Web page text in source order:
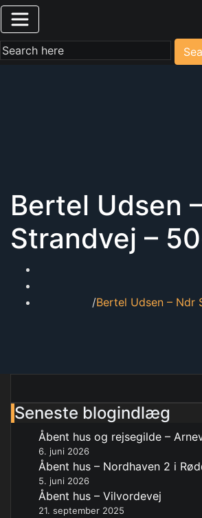
Bertel Udsen
Strandvej –
Bertel Udsen – Ndr
Seneste blogindlæg
Åbent hus og rejsegilde –
6. juni 2026
Åbent hus – Nordhaven 2 i
5. juni 2026
Åbent hus – Vilvordevej
21. september 2025